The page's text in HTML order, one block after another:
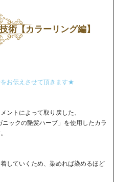
術【カラーリング編】
お伝えさせて頂きます★
ントによって取り戻した、
ックの艶髪ハーブ」を使用したカラ
していくため、染めれば染めるほど